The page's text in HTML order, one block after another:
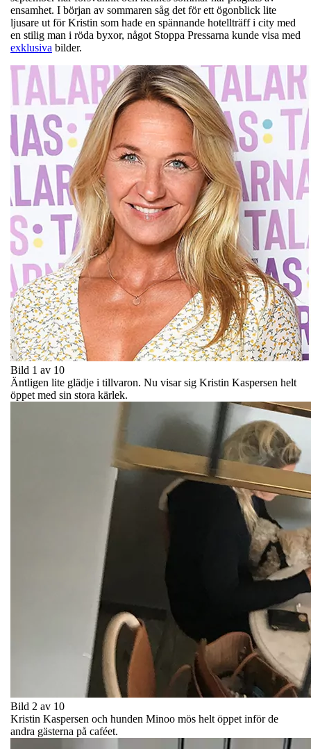
ensamhet. I början av sommaren såg det för ett ögonblick lite
ljusare ut för Kristin som hade en spännande hotellträff i city med
en stilig man i röda byxor, något Stoppa Pressarna kunde visa med
exklusiva bilder.
Bild 1 av 10
Äntligen lite glädje i tillvaron. Nu visar sig Kristin Kaspersen helt
öppet med sin stora kärlek.
Bild 2 av 10
Kristin Kaspersen och hunden Minoo mös helt öppet inför de
andra gästerna på caféet.